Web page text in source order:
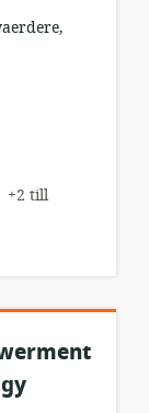
+2 till